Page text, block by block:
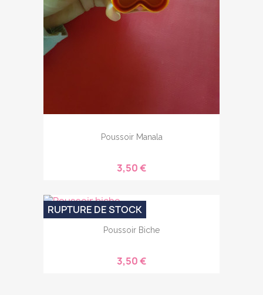
Poussoir Manala
3,50 €
Poussoir Biche
3,50 €
RUPTURE DE STOCK